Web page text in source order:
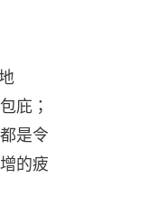
庇；
是令
的疲